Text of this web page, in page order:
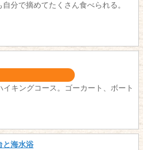
分で摘めてたくさん食べられる。
イキングコース。ゴーカート、ボート
と海水浴